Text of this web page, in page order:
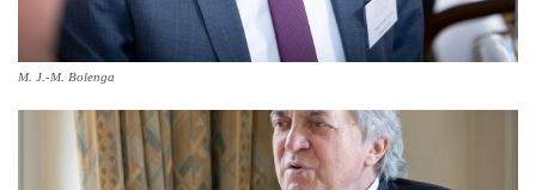
M. J.-M. Bolenga